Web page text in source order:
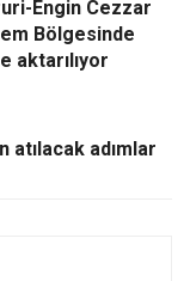
Engin Cezzar
Bölgesinde
aktarılıyor
atılacak adımlar